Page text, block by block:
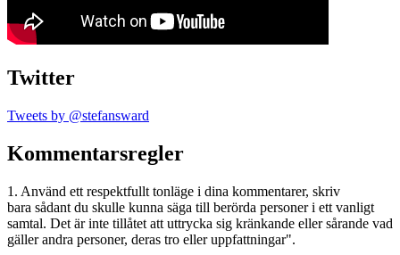
Twitter
Tweets by @stefansward
Kommentarsregler
1. Använd ett respektfullt tonläge i dina kommentarer, skriv
bara sådant du skulle kunna säga till berörda personer i ett vanligt
samtal. Det är inte tillåtet att uttrycka sig kränkande eller sårande vad
gäller andra personer, deras tro eller uppfattningar".